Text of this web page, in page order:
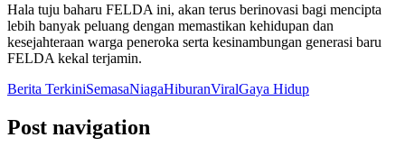
Hala tuju baharu FELDA ini, akan terus berinovasi bagi mencipta
lebih banyak peluang dengan memastikan kehidupan dan
kesejahteraan warga peneroka serta kesinambungan generasi baru
FELDA kekal terjamin.
Berita TerkiniSemasaNiagaHiburanViralGaya Hidup
Post navigation